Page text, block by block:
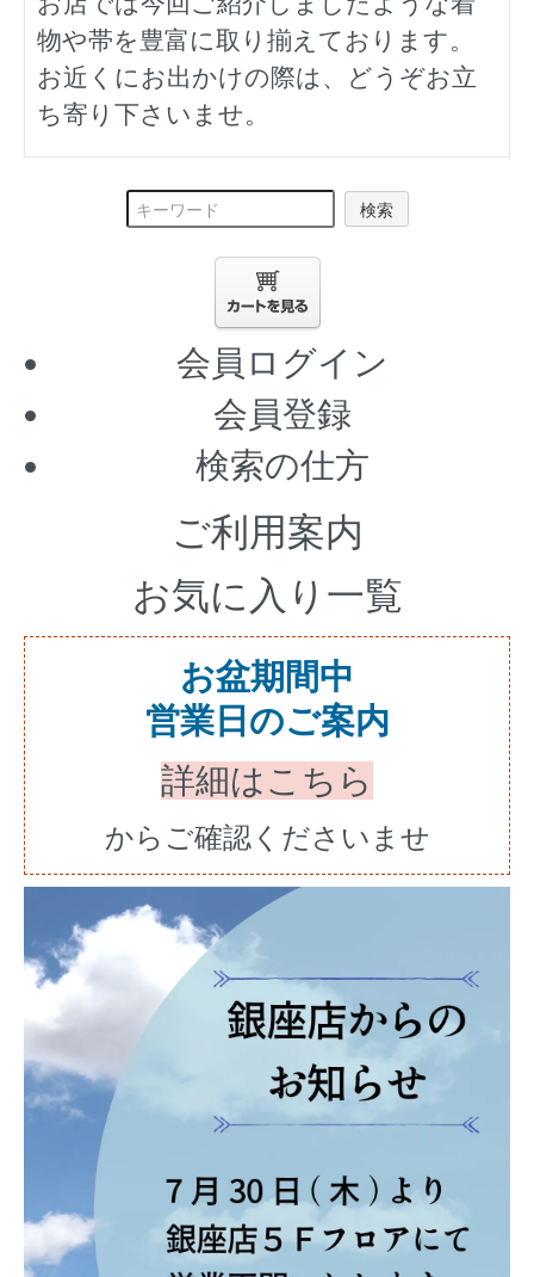
物や帯を豊富に取り揃えております。
お近くにお出かけの際は、どうぞお立
ち寄り下さいませ。
検索
会員ログイン
会員登録
検索の仕方
ご利用案内
お気に入り一覧
お盆期間中
営業日のご案内
詳細はこちら
からご確認くださいませ